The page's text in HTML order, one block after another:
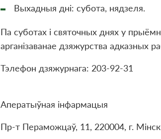
Выхадныя дні: субота, нядзеля.
Па суботах і святочных днях у
арганізаванае дзяжурства адказных
Тэлефон дзяжурнага: 203-92-31
Аператыўная інфармацыя
Пр-т Пераможцаў, 11, 220004, г. Мінск